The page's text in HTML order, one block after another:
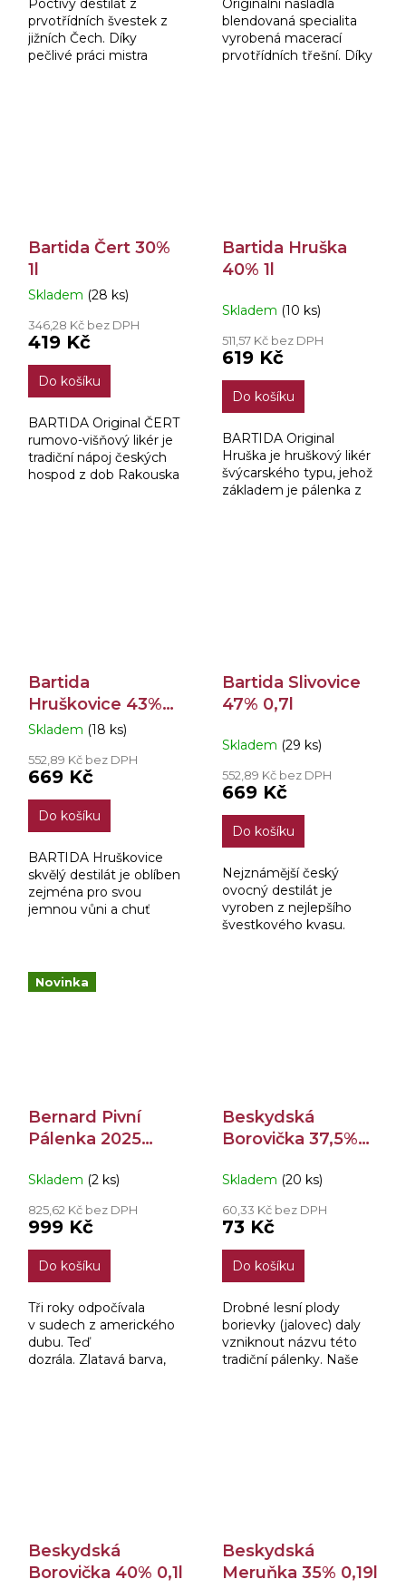
Poctivý destilát z
prvotřídních švestek z
jižních Čech. Díky
pečlivé práci mistra
Originální nasládlá
blendovaná specialita
vyrobená macerací
prvotřídních třešní. Díky
Bartida Čert 30%
1l
Průměrné
produktu
je
4,3
5
hvězdiček.
Skladem (28 ks)
346,28 Kč bez DPH
419 Kč
Do košíku
BARTIDA Original ČERT
rumovo-višňový likér je
tradiční nápoj českých
hospod z dob Rakouska
Bartida Hruška
40% 1l
Skladem (10 ks)
511,57 Kč bez DPH
619 Kč
Do košíku
BARTIDA Original
Hruška je hruškový likér
švýcarského typu, jehož
základem je pálenka z
Bartida
Hruškovice 43%
0,7l
Průměrné
produktu
je
3,6
5
hvězdiček.
Skladem (18 ks)
552,89 Kč bez DPH
669 Kč
Do košíku
BARTIDA Hruškovice
skvělý destilát je oblíben
zejména pro svou
jemnou vůni a chuť
Bartida Slivovice
47% 0,7l
Skladem (29 ks)
552,89 Kč bez DPH
669 Kč
Do košíku
Nejznámější český
ovocný destilát je
vyroben z nejlepšího
švestkového kvasu.
Novinka
Bernard Pivní
Pálenka 2025
50,6% 0,5l
Skladem (2 ks)
825,62 Kč bez DPH
999 Kč
Do košíku
Tři roky odpočívala
v sudech z amerického
dubu. Teď
dozrála. Zlatavá barva,
Beskydská
Borovička 37,5%
Skladem (20 ks)
60,33 Kč bez DPH
73 Kč
Do košíku
Drobné lesní plody
borievky (jalovec) daly
vzniknout názvu této
tradiční pálenky. Naše
Beskydská
Borovička 40% 0,1l
Beskydská
Meruňka 35% 0,19l